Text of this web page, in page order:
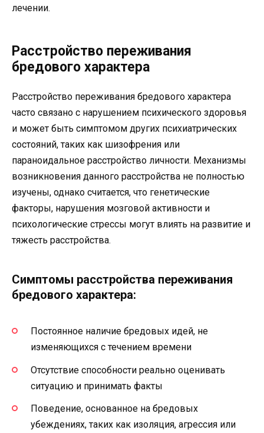
лечении.
Расстройство переживания
бредового характера
Расстройство переживания бредового характера
часто связано с нарушением психического здоровья
и может быть симптомом других психиатрических
состояний, таких как шизофрения или
параноидальное расстройство личности. Механизмы
возникновения данного расстройства не полностью
изучены, однако считается, что генетические
факторы, нарушения мозговой активности и
психологические стрессы могут влиять на развитие и
тяжесть расстройства.
Симптомы расстройства переживания
бредового характера:
Постоянное наличие бредовых идей, не
изменяющихся с течением времени
Отсутствие способности реально оценивать
ситуацию и принимать факты
Поведение, основанное на бредовых
убеждениях, таких как изоляция, агрессия или